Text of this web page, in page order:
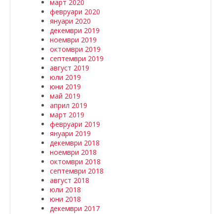
март 2020
февруари 2020
януари 2020
декември 2019
ноември 2019
октомври 2019
септември 2019
август 2019
юли 2019
юни 2019
май 2019
април 2019
март 2019
февруари 2019
януари 2019
декември 2018
ноември 2018
октомври 2018
септември 2018
август 2018
юли 2018
юни 2018
декември 2017